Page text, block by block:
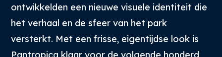
ontwikkelden een nieuwe visuele identiteit die
het verhaal en de sfeer van het park
versterkt. Met een frisse, eigentijdse look is